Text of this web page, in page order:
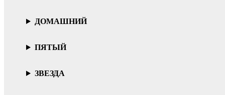
ДОМАШНИЙ
ПЯТЫЙ
ЗВЕЗДА